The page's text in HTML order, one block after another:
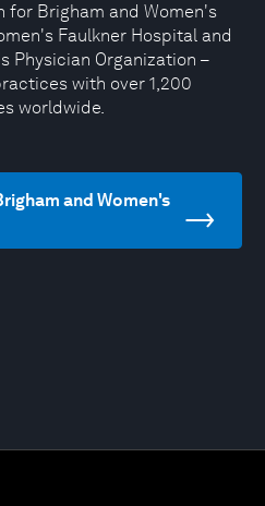
for Brigham and Women's
Faulkner Hospital and
Physician Organization –
with over 1,200
worldwide.
and Women's